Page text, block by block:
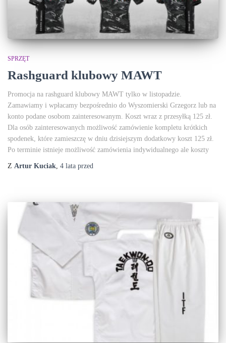
SPRZĘT
Rashguard klubowy MAWT
Promocja na rashguard klubowy MAWT tylko w listopadzie.
Zamawiamy i wpłacamy bezpośrednio do Wyszomierski Grzegorz lub na
konto podane osobom zainteresowanym. Koszt wraz z przesyłką 125 zł.
Dla osób zainteresowanych możliwość zamówienie kompletu krótkich
spodenek, które zamieszczę w dniu dzisiejszym dodatkowy koszt 125 zł.
Po terminie istnieje możliwość zamówienia indywidualnego ale koszty
Z Artur Kuciak 4 lata przed